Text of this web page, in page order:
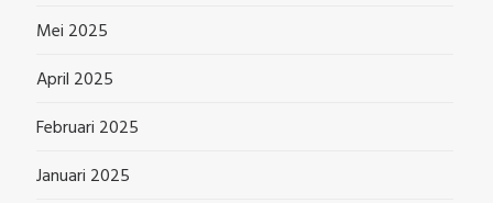
Mei 2025
April 2025
Februari 2025
Januari 2025